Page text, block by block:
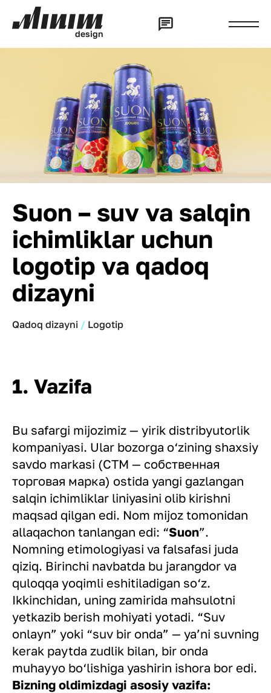
design
Suon – suv va salqin
ichimliklar uchun
logotip va qadoq
dizayni
Qadoq dizayni Logotip
1. Vazifa
Bu safargi mijozimiz — yirik distribyutorlik
kompaniyasi. Ular bozorga o‘zining shaxsiy
savdo markasi (СТМ — собственная
торговая марка) ostida yangi gazlangan
salqin ichimliklar liniyasini olib kirishni
maqsad qilgan edi. Nom mijoz tomonidan
allaqachon tanlangan edi: “Suon”.
Nomning etimologiyasi va falsafasi juda
qiziq. Birinchi navbatda bu jarangdor va
quloqqa yoqimli eshitiladigan so‘z.
Ikkinchidan, uning zamirida mahsulotni
yetkazib berish mohiyati yotadi. “Suv
onlayn” yoki “suv bir onda” — ya’ni suvning
kerak paytda zudlik bilan, bir onda
muhayyo bo‘lishiga yashirin ishora bor edi.
Bizning oldimizdagi asosiy vazifa: